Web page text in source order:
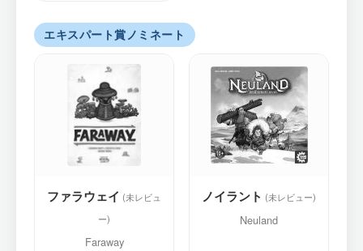
エキスパート賞ノミネート
ファラウェイ
Faraway
ノイラント
Neuland